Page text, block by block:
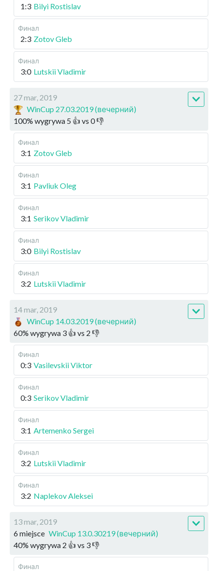
1:3 Bilyi Rostislav
Финал
2:3 Zotov Gleb
Финал
3:0 Lutskii Vladimir
27 mar, 2019
WinCup 27.03.2019 (вечерний)
100% wygrywa 5 👍 vs 0👎
Финал
3:1 Zotov Gleb
Финал
3:1 Pavliuk Oleg
Финал
3:1 Serikov Vladimir
Финал
3:0 Bilyi Rostislav
Финал
3:2 Lutskii Vladimir
14 mar, 2019
WinCup 14.03.2019 (вечерний)
60% wygrywa 3 👍 vs 2 👎
Финал
0:3 Vasilevskii Viktor
Финал
0:3 Serikov Vladimir
Финал
3:1 Artemenko Sergei
Финал
3:2 Lutskii Vladimir
Финал
3:2 Naplekov Aleksei
13 mar, 2019
6 miejsce WinCup 13.0.30219 (вечерний)
40% wygrywa 2 👍 vs 3👎
Финал